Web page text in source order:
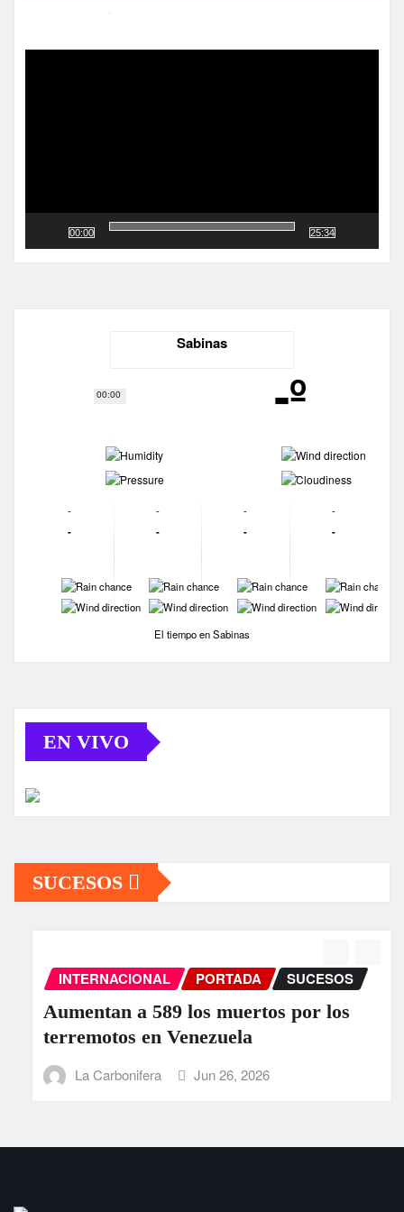
00:00
00:00
25:34
Sabinas
-º
-
-
-
-
-
-
-
-
-
-
-
-
-
-
-
-
-
-
-
-
El tiempo en Sabinas
EN VIVO
SUCESOS
INTERNACIONAL PORTADA SUCESOS
Aumentan a 589 los muertos por los
terremotos en Venezuela
La Carbonifera Jun 26, 2026